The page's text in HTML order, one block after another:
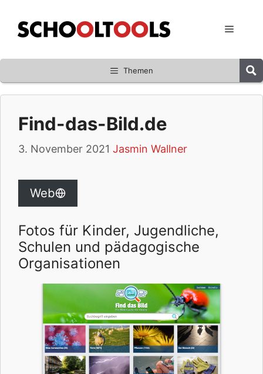
Inhalt
springen
Menü
Themen
Find-das-Bild.de
3. November 2021 Jasmin Wallner
Web
Fotos für Kinder, Jugendliche,
Schulen und pädagogische
Organisationen